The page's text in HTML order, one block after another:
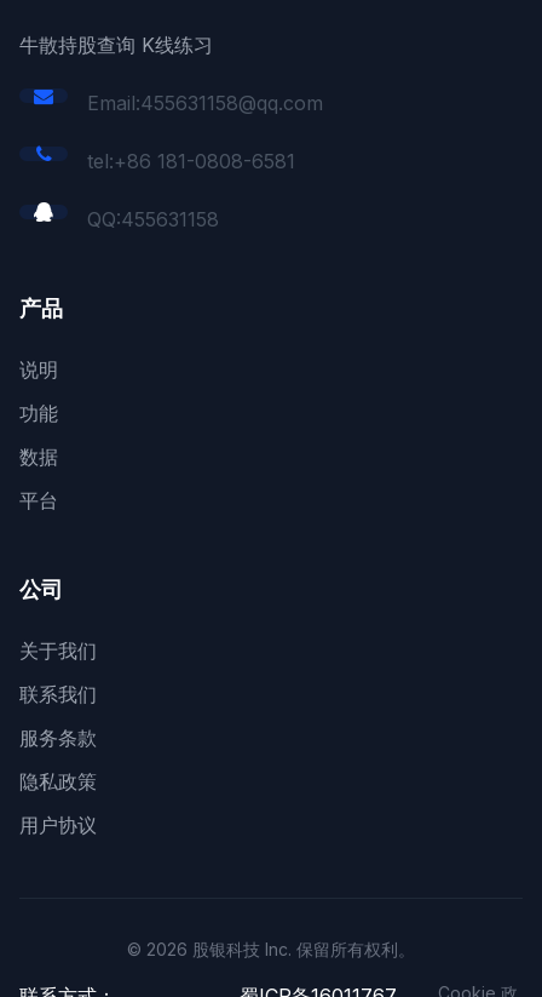
牛散持股查询 K线练习
Email:455631158@qq.com
tel:+86 181-0808-6581
QQ:455631158
产品
说明
功能
数据
平台
公司
关于我们
联系我们
服务条款
隐私政策
用户协议
© 2026 股银科技 Inc. 保留所有权利。
Cookie 政